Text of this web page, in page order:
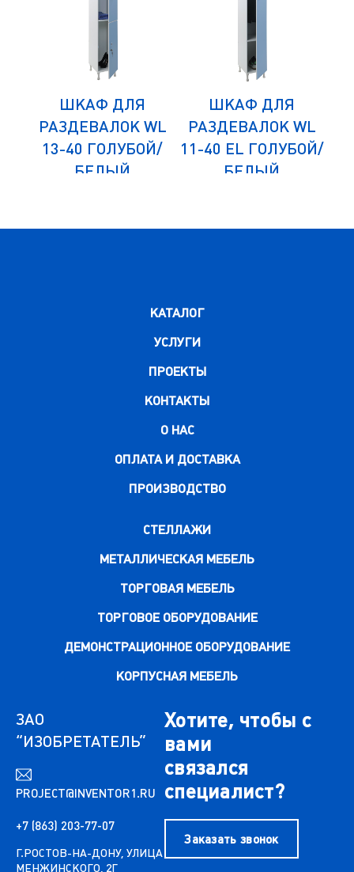
ШКАФ ДЛЯ
РАЗДЕВАЛОК WL
13-40 ГОЛУБОЙ/
БЕЛЫЙ
ШКАФ ДЛЯ
РАЗДЕВАЛОК WL
11-40 EL ГОЛУБОЙ/
БЕЛЫЙ
КАТАЛОГ
УСЛУГИ
ПРОЕКТЫ
КОНТАКТЫ
О НАС
ОПЛАТА И ДОСТАВКА
ПРОИЗВОДСТВО
СТЕЛЛАЖИ
МЕТАЛЛИЧЕСКАЯ МЕБЕЛЬ
ТОРГОВАЯ МЕБЕЛЬ
ТОРГОВОЕ ОБОРУДОВАНИЕ
ДЕМОНСТРАЦИОННОЕ ОБОРУДОВАНИЕ
КОРПУСНАЯ МЕБЕЛЬ
ЗАО
“ИЗОБРЕТАТЕЛЬ”
PROJECT@INVENTOR1.RU
+7 (863) 203-77-07
Г.РОСТОВ-НА-ДОНУ, УЛИЦА
МЕНЖИНСКОГО, 2Г
Хотите, чтобы с
вами
связался
специалист?
Заказать звонок